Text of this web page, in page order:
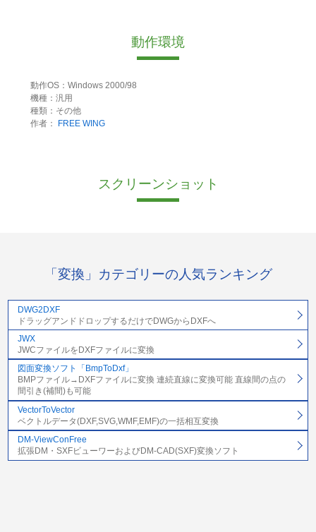
動作環境
動作OS：Windows 2000/98
機種：汎用
種類：その他
作者：
FREE WING
スクリーンショット
「変換」カテゴリーの人気ランキング
DWG2DXF
ドラッグアンドドロップするだけでDWGからDXFへ
JWX
JWCファイルをDXFファイルに変換
図面変換ソフト「BmpToDxf」
BMPファイル→DXFファイルに変換 連続直線に変換可能 直線間の点の
間引き(補間)も可能
VectorToVector
ベクトルデータ(DXF,SVG,WMF,EMF)の一括相互変換
DM-ViewConFree
拡張DM・SXFビューワーおよびDM-CAD(SXF)変換ソフト